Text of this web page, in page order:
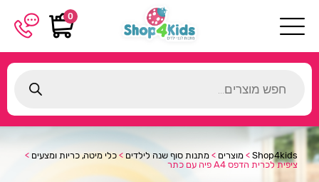
0
search
Shop4kids
> מוצרים > מתנות סוף שנה לילדים > כלי מיטה, כריות ומצעים >
ציפית לכרית הדפס A4 פיה עם כתר